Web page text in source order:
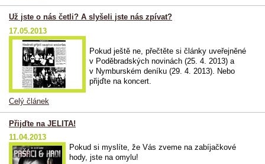
Už jste o nás četli? A slyšeli jste nás zpívat?
17.05.2013
Pokud ještě ne, přečtěte si články uveřejněné
v Poděbradských novinách (25. 4. 2013) a
v Nymburském deníku (29. 4. 2013). Nebo
přijďte na koncert.
Celý článek
Přijďte na JELITA!
11.04.2013
Pokud si myslíte, že Vás zveme na zabíjačkové
hody, jste na omylu!